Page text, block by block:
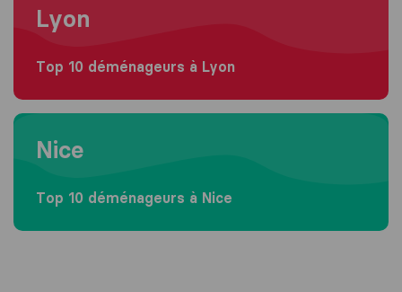
Lyon
Top 10 déménageurs à Lyon
Moving to Nice
Nice
Top 10 déménageurs à Nice